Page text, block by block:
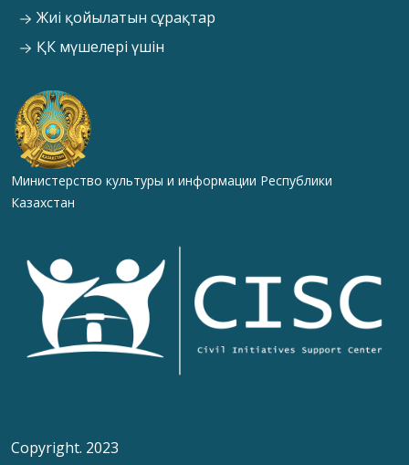
Жиі қойылатын сұрақтар
ҚК мүшелері үшін
Министерство культуры и информации Республики
Казахстан
Copyright. 2023